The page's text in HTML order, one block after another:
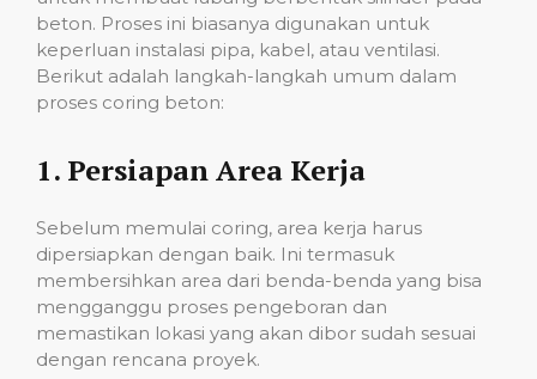
beton. Proses ini biasanya digunakan untuk
keperluan instalasi pipa, kabel, atau ventilasi.
Berikut adalah langkah-langkah umum dalam
proses coring beton:
1. Persiapan Area Kerja
Sebelum memulai coring, area kerja harus
dipersiapkan dengan baik. Ini termasuk
membersihkan area dari benda-benda yang bisa
mengganggu proses pengeboran dan
memastikan lokasi yang akan dibor sudah sesuai
dengan rencana proyek.